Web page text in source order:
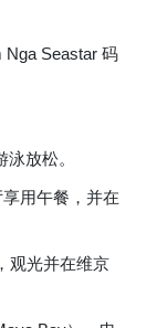
Nga Seastar 码
放松。
用午餐，并在
观光并在维京